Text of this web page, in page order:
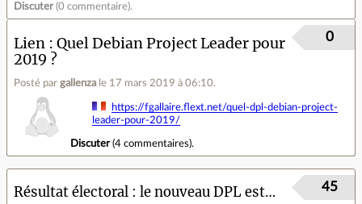
Discuter (0 commentaire).
Lien
Quel Debian Project Leader pour
2019 ?
Posté par gallenza le 17 mars 2019 à 06:10.
0
https://fgallaire.flext.net/quel-dpl-debian-project-
leader-pour-2019/
Discuter(4 commentaires).
Résultat électoral : le nouveau DPL est… 45